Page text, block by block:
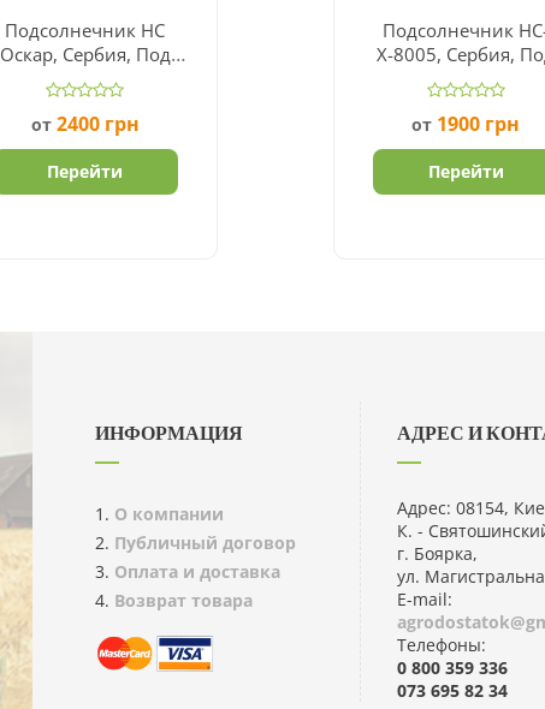
Подсолнечник НС
Оскар, Сербия, Под
Гранстар
от 2400 грн
Перейти
Подсолнечник
Х-8005, Сербия,
Гранстар
от 1900 грн
Перейти
ИНФОРМАЦИЯ
О компании
Публичный договор
Оплата и доставка
Возврат товара
АДРЕС И
Адрес: 08154,
К. -
г. Боярка,
ул.
E-mail:
Телефоны:
0 800 359 336
073 695 82 34